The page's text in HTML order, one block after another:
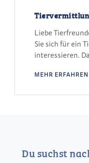
Liebe
Sie sich für ein
interessieren.
MEHR ERFAHREN
Du suchst